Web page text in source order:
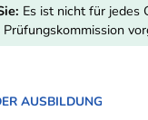
Es ist nicht für jedes
AUSBILDUNG